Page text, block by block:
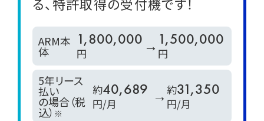
る、特許取得の受付機です！
ARM本
体
1,800,000
円 → 1,500,000
円
5年リース
払い
の場合（税
込） ※
約40,689
円/月 → 約31,350
円/月